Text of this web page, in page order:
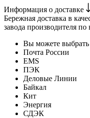
Информация о доставке
Бережная доставка в
завода производителя
Вы можете выбрать
Почта России
EMS
ПЭК
Деловые Линии
Байкал
Кит
Энергия
СДЭК